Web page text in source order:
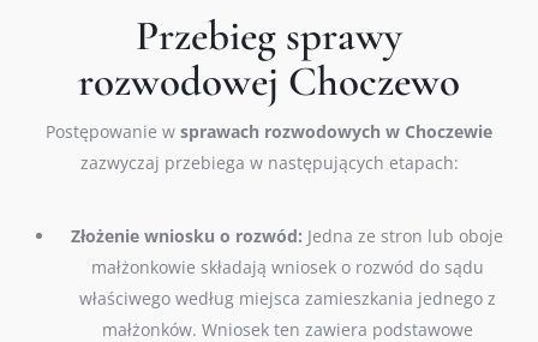
Przebieg sprawy
rozwodowej Choczewo
Postępowanie w sprawach rozwodowych w Choczewie
zazwyczaj przebiega w następujących etapach:
Złożenie wniosku o rozwód: Jedna ze stron lub oboje
małżonkowie składają wniosek o rozwód do sądu
właściwego według miejsca zamieszkania jednego z
małżonków. Wniosek ten zawiera podstawowe